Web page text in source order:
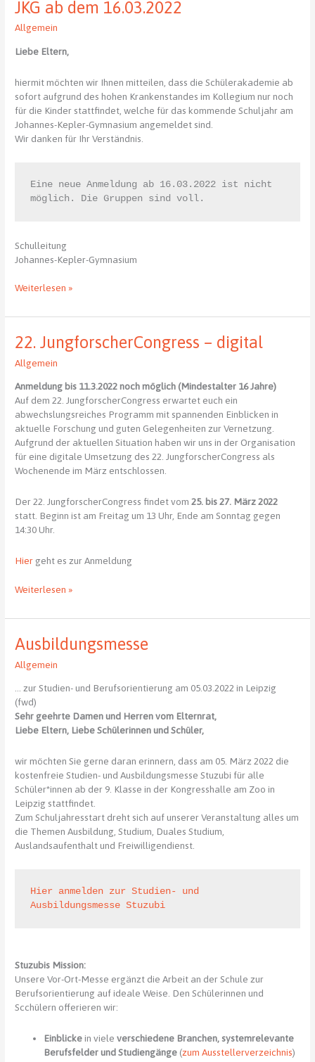
JKG ab dem 16.03.2022
Allgemein
Liebe Eltern,
hiermit möchten wir Ihnen mitteilen, dass die Schülerakademie ab
sofort aufgrund des hohen Krankenstandes im Kollegium nur noch
für die Kinder stattfindet, welche für das kommende Schuljahr am
Johannes-Kepler-Gymnasium angemeldet sind.
Wir danken für Ihr Verständnis.
Eine neue Anmeldung ab 16.03.2022 ist nicht
möglich. Die Gruppen sind voll.
Schulleitung
Johannes-Kepler-Gymnasium
Neuregelung
Schülerakademie
JKG
ab
dem
16.03.2022
Weiterlesen »
22. JungforscherCongress – digital
Allgemein
Anmeldung bis 11.3.2022 noch möglich (Mindestalter 16 Jahre)
Auf dem 22. JungforscherCongress erwartet euch ein
abwechslungsreiches Programm mit spannenden Einblicken in
aktuelle Forschung und guten Gelegenheiten zur Vernetzung.
Aufgrund der aktuellen Situation haben wir uns in der Organisation
für eine digitale Umsetzung des 22. JungforscherCongress als
Wochenende im März entschlossen.
Der 22. JungforscherCongress findet vom25. bis 27. März 2022
statt. Beginn ist am Freitag um 13 Uhr, Ende am Sonntag gegen
14:30 Uhr.
Hier geht es zur Anmeldung
22.
–
Weiterlesen »
Ausbildungsmesse
Allgemein
… zur Studien- und Berufsorientierung am 05.03.2022 in Leipzig
(fwd)
Sehr geehrte Damen und Herren vom Elternrat,
Liebe Eltern, Liebe Schülerinnen und Schüler,
wir möchten Sie gerne daran erinnern, dass am 05. März 2022 die
kostenfreie Studien- und Ausbildungsmesse Stuzubi für alle
Schüler*innen ab der 9. Klasse in der Kongresshalle am Zoo in
Leipzig stattfindet.
Zum Schuljahresstart dreht sich auf unserer Veranstaltung alles um
die Themen Ausbildung, Studium, Duales Studium,
Auslandsaufenthalt und Freiwilligendienst.
Hier anmelden zur Studien- und
Ausbildungsmesse Stuzubi
Stuzubis Mission:
Unsere Vor-Ort-Messe ergänzt die Arbeit an der Schule zur
Berufsorientierung auf ideale Weise. Den Schülerinnen und
Scchülern offerieren wir:
Einblickein vieleverschiedene Branchen, systemrelevante
Berufsfelder und Studiengänge (zum Ausstellerverzeichnis)